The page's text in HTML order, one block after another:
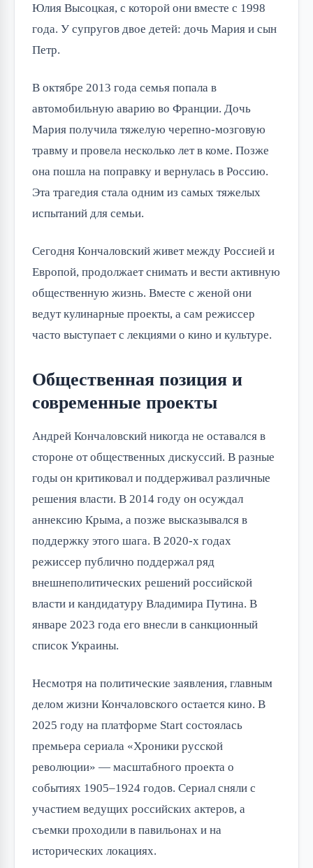
Юлия Высоцкая, с которой они вместе с 1998
года. У супругов двое детей: дочь Мария и сын
Петр.
В октябре 2013 года семья попала в
автомобильную аварию во Франции. Дочь
Мария получила тяжелую черепно-мозговую
травму и провела несколько лет в коме. Позже
она пошла на поправку и вернулась в Россию.
Эта трагедия стала одним из самых тяжелых
испытаний для семьи.
Сегодня Кончаловский живет между Россией и
Европой, продолжает снимать и вести активную
общественную жизнь. Вместе с женой они
ведут кулинарные проекты, а сам режиссер
часто выступает с лекциями о кино и культуре.
Общественная позиция и
современные проекты
Андрей Кончаловский никогда не оставался в
стороне от общественных дискуссий. В разные
годы он критиковал и поддерживал различные
решения власти. В 2014 году он осуждал
аннексию Крыма, а позже высказывался в
поддержку этого шага. В 2020-х годах
режиссер публично поддержал ряд
внешнеполитических решений российской
власти и кандидатуру Владимира Путина. В
январе 2023 года его внесли в санкционный
список Украины.
Несмотря на политические заявления, главным
делом жизни Кончаловского остается кино. В
2025 году на платформе Start состоялась
премьера сериала «Хроники русской
революции» — масштабного проекта о
событиях 1905–1924 годов. Сериал сняли с
участием ведущих российских актеров, а
съемки проходили в павильонах и на
исторических локациях.